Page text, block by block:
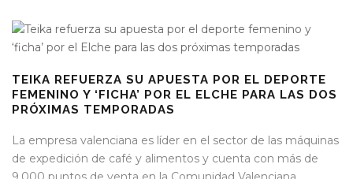
TEIKA REFUERZA SU APUESTA POR EL DEPORTE
FEMENINO Y ‘FICHA’ POR EL ELCHE PARA LAS DOS
PRÓXIMAS TEMPORADAS
La empresa valenciana es líder en el sector de las máquinas
de expedición de café y alimentos y cuenta con más de